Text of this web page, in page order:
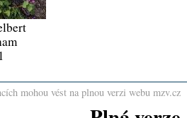
mohou vést na plnou verzi webu mzv.cz